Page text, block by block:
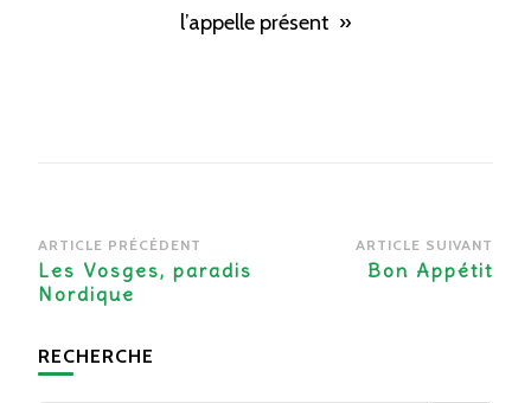
l’appelle présent »
Navigation
d’article
ARTICLE PRÉCÉDENT
Les Vosges, paradis
Nordique
ARTICLE SUIVANT
Bon Appétit
RECHERCHE